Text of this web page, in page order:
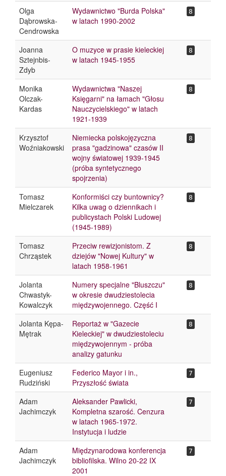
Olga
Dąbrowska-
Cendrowska
Wydawnictwo "Burda Polska"
w latach 1990-2002
8
Joanna
Sztejnbis-
Zdyb
O muzyce w prasie kieleckiej
w latach 1945-1955
8
Monika
Olczak-
Kardas
Wydawnictwa "Naszej
Księgarni" na łamach "Głosu
Nauczycielskiego" w latach
1921-1939
8
Krzysztof
Woźniakowski
Niemiecka polskojęzyczna
prasa "gadzinowa" czasów II
wojny światowej 1939-1945
(próba syntetycznego
spojrzenia)
8
Tomasz
Mielczarek
Konformiści czy buntownicy?
Kilka uwag o dziennikach i
publicystach Polski Ludowej
(1945-1989)
8
Tomasz
Chrząstek
Przeciw rewizjonistom. Z
dziejów "Nowej Kultury" w
latach 1958-1961
8
Jolanta
Chwastyk-
Kowalczyk
Numery specjalne "Bluszczu"
w okresie dwudziestolecia
międzywojennego. Część I
8
Jolanta Kępa-
Mętrak
Reportaż w "Gazecie
Kieleckiej" w dwudziestoleciu
międzywojennym - próba
analizy gatunku
8
Eugeniusz
Rudziński
Federico Mayor i in.,
Przyszłość świata
7
Adam
Jachimczyk
Aleksander Pawlicki,
Kompletna szarość. Cenzura
w latach 1965-1972.
Instytucja i ludzie
7
Adam
Jachimczyk
Międzynarodowa konferencja
bibliofilska. Wilno 20-22 IX
2001
7